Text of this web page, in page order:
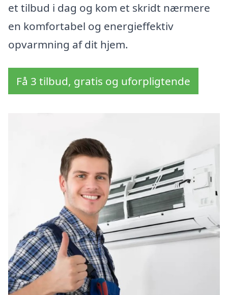
et tilbud i dag og kom et skridt nærmere
en komfortabel og energieffektiv
opvarmning af dit hjem.
Få 3 tilbud, gratis og uforpligtende